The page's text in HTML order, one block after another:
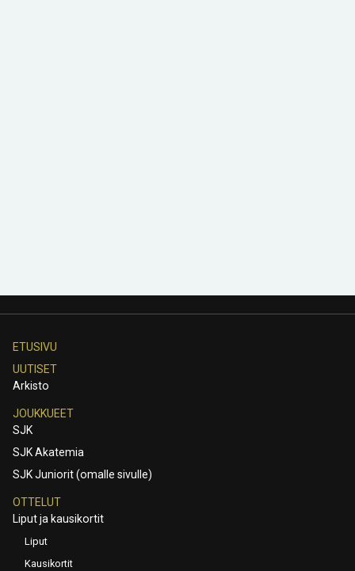
ETUSIVU
UUTISET
Arkisto
JOUKKUEET
SJK
SJK Akatemia
SJK Juniorit (omalle sivulle)
OTTELUT
Liput ja kausikortit
Liput
Kausikortit